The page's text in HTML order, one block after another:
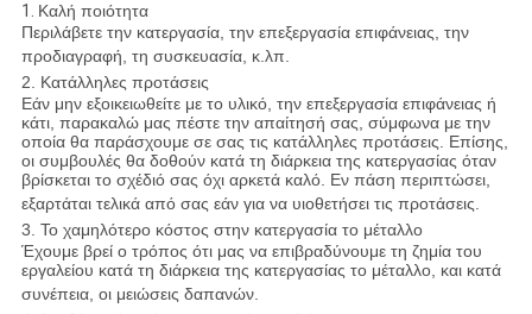
1. Καλή ποιότητα
Περιλάβετε την κατεργασία, την επεξεργασία επιφάνειας, την
προδιαγραφή, τη συσκευασία, κ.λπ.
2. Κατάλληλες προτάσεις
Εάν μην εξοικειωθείτε με το υλικό, την επεξεργασία επιφάνειας ή
κάτι, παρακαλώ μας πέστε την απαίτησή σας, σύμφωνα με την
οποία θα παράσχουμε σε σας τις κατάλληλες προτάσεις. Επίσης,
οι συμβουλές θα δοθούν κατά τη διάρκεια της κατεργασίας όταν
βρίσκεται το σχέδιό σας όχι αρκετά καλό. Εν πάση περιπτώσει,
εξαρτάται τελικά από σας εάν για να υιοθετήσει τις προτάσεις.
3. Το χαμηλότερο κόστος στην κατεργασία το μέταλλο
Έχουμε βρεί ο τρόπος ότι μας να επιβραδύνουμε τη ζημία του
εργαλείου κατά τη διάρκεια της κατεργασίας το μέταλλο, και κατά
συνέπεια, οι μειώσεις δαπανών.